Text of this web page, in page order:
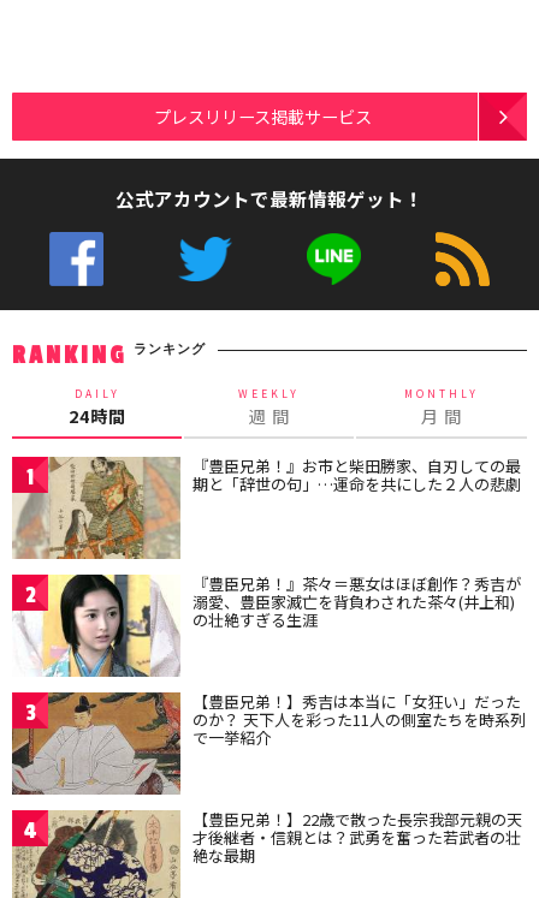
プレスリリース掲載サービス
公式アカウントで最新情報ゲット！
RANKING ランキング
DAILY
24時間
WEEKLY
週 間
MONTHLY
月 間
1 『豊臣兄弟！』お市と柴田勝家、自刃しての最
期と「辞世の句」…運命を共にした２人の悲劇
2 『豊臣兄弟！』茶々＝悪女はほぼ創作？秀吉が
溺愛、豊臣家滅亡を背負わされた茶々(井上和)
の壮絶すぎる生涯
3 【豊臣兄弟！】秀吉は本当に「女狂い」だった
のか？ 天下人を彩った11人の側室たちを時系列
で一挙紹介
4 【豊臣兄弟！】22歳で散った長宗我部元親の天
才後継者・信親とは？武勇を奮った若武者の壮
絶な最期